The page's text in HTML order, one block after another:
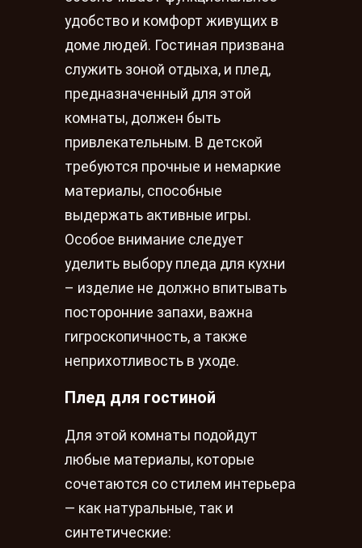
удобство и комфорт живущих в
доме людей. Гостиная призвана
служить зоной отдыха, и плед,
предназначенный для этой
комнаты, должен быть
привлекательным. В детской
требуются прочные и немаркие
материалы, способные
выдержать активные игры.
Особое внимание следует
уделить выбору пледа для кухни
– изделие не должно впитывать
посторонние запахи, важна
гигроскопичность, а также
неприхотливость в уходе.
Плед для гостиной
Для этой комнаты подойдут
любые материалы, которые
сочетаются со стилем интерьера
— как натуральные, так и
синтетические: